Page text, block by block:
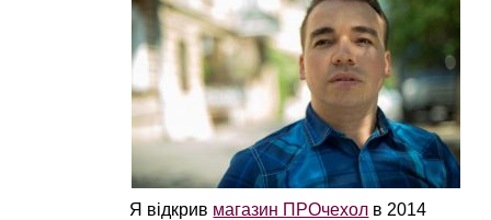
Я відкрив магазин ПРОчехол в 2014